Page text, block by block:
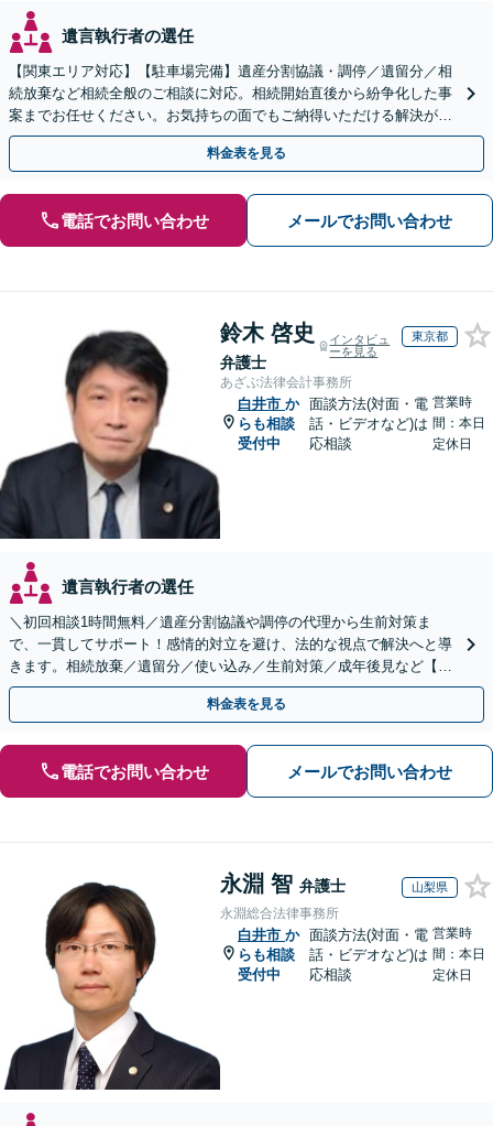
遺言執行者の選任
【関東エリア対応】【駐車場完備】遺産分割協議・調停／遺留分／相
続放棄など相続全般のご相談に対応。相続開始直後から紛争化した事
案までお任せください。お気持ちの面でもご納得いただける解決がで
きるよう粘り強く対応いたします【休日・夜間対応可】
料金表を見る
電話でお問い合わせ メールでお問い合わせ
鈴木 啓史
弁護士
インタビュ
ーを見る
東京都
あざぶ法律会計事務所
白井市 か
らも相談
受付中
面談方法(対面・電
話・ビデオなど)は
応相談
営業時
間：本日
定休日
遺言執行者の選任
＼初回相談1時間無料／遺産分割協議や調停の代理から生前対策ま
で、一貫してサポート！感情的対立を避け、法的な視点で解決へと導
きます。相続放棄／遺留分／使い込み／生前対策／成年後見など【W
EB面談対応】
料金表を見る
電話でお問い合わせ メールでお問い合わせ
永淵 智 弁護士 山梨県
永淵総合法律事務所
白井市 か
らも相談
受付中
面談方法(対面・電
話・ビデオなど)は
応相談
営業時
間：本日
定休日